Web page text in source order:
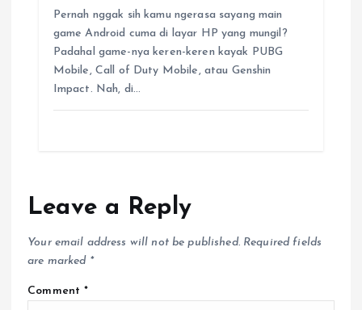
Pernah nggak sih kamu ngerasa sayang main
game Android cuma di layar HP yang mungil?
Padahal game-nya keren-keren kayak PUBG
Mobile, Call of Duty Mobile, atau Genshin
Impact. Nah, di…
Leave a Reply
Your email address will not be published. Required fields
are marked *
Comment*